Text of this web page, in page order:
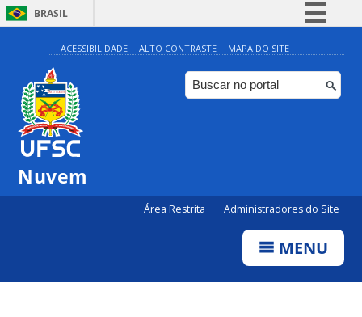
BRASIL
Simplifique!
Comunica BR
Participe
ACESSIBILIDADE ALTO CONTRASTE MAPA DO SITE
Nuvem
Área Restrita Administradores do Site
MENU